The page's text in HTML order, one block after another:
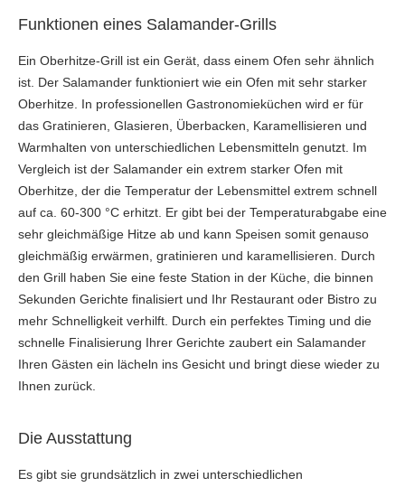
Funktionen eines Salamander-Grills
Ein Oberhitze-Grill ist ein Gerät, dass einem Ofen sehr ähnlich
ist. Der Salamander funktioniert wie ein Ofen mit sehr starker
Oberhitze. In professionellen Gastronomieküchen wird er für
das Gratinieren, Glasieren, Überbacken, Karamellisieren und
Warmhalten von unterschiedlichen Lebensmitteln genutzt. Im
Vergleich ist der Salamander ein extrem starker Ofen mit
Oberhitze, der die Temperatur der Lebensmittel extrem schnell
auf ca. 60-300 °C erhitzt. Er gibt bei der Temperaturabgabe eine
sehr gleichmäßige Hitze ab und kann Speisen somit genauso
gleichmäßig erwärmen, gratinieren und karamellisieren. Durch
den Grill haben Sie eine feste Station in der Küche, die binnen
Sekunden Gerichte finalisiert und Ihr Restaurant oder Bistro zu
mehr Schnelligkeit verhilft. Durch ein perfektes Timing und die
schnelle Finalisierung Ihrer Gerichte zaubert ein Salamander
Ihren Gästen ein lächeln ins Gesicht und bringt diese wieder zu
Ihnen zurück.
Die Ausstattung
Es gibt sie grundsätzlich in zwei unterschiedlichen